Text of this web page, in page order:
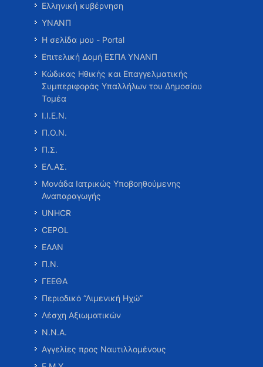
Ελληνική κυβέρνηση
ΥΝΑΝΠ
Η σελίδα μου - Portal
Επιτελική Δομή ΕΣΠΑ ΥΝΑΝΠ
Κώδικας Ηθικής και Επαγγελματικής
Συμπεριφοράς Υπαλλήλων του Δημοσίου
Τομέα
Ι.Ι.Ε.Ν.
Π.Ο.Ν.
Π.Σ.
ΕΛ.ΑΣ.
Μονάδα Ιατρικώς Υποβοηθούμενης
Αναπαραγωγής
UNHCR
CEPOL
ΕΑΑΝ
Π.Ν.
ΓΕΕΘΑ
Περιοδικό “Λιμενική Ηχώ”
Λέσχη Αξιωματικών
Ν.Ν.Α.
Αγγελίες προς Ναυτιλλομένους